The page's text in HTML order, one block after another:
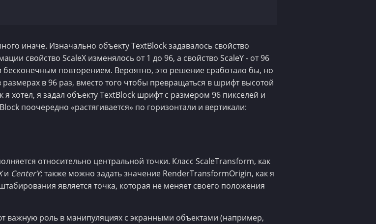
иначе. Изначально объекту TextBlock задавалось свойство
свойство ScaleX изменялось от 1 до 96, а свойство ScaleY - от 96
повторением. Вероятно, это решение сработало бы, но
в 96 раз, вместо того чтобы превращаться в шрифт высотой
хотел, я задал объекту TextBlock шрифт с размером 96 пикселей и
поочередно «растягивается» по горизонтали и вертикали:
относительно центральной точки. Класс ScaleTransform, как
и CenterY; также можно задать значение RenderTransformOrigin, как я
является точка, которая не меняет своего положения
важную роль в манипуляциях с экранными объектами (например,